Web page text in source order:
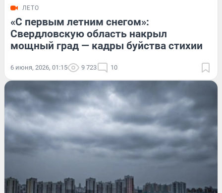
ЛЕТО
«С первым летним снегом»:
Свердловскую область накрыл
мощный град — кадры буйства стихии
6 июня, 2026, 01:15 9 723 10